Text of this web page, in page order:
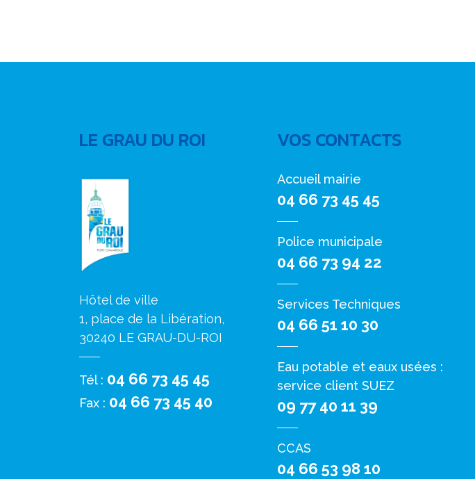
LE GRAU DU ROI
Hôtel de ville
1, place de la Libération,
30240 LE GRAU-DU-ROI
Tél : 04 66 73 45 45
Fax : 04 66 73 45 40
VOS CONTACTS
Accueil mairie
04 66 73 45 45
Police municipale
04 66 73 94 22
Services Techniques
04 66 51 10 30
Eau potable et eaux usées :
service client SUEZ
09 77 40 11 39
CCAS
04 66 53 98 10